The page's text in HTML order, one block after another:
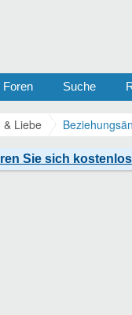
Foren Suche
& Liebe